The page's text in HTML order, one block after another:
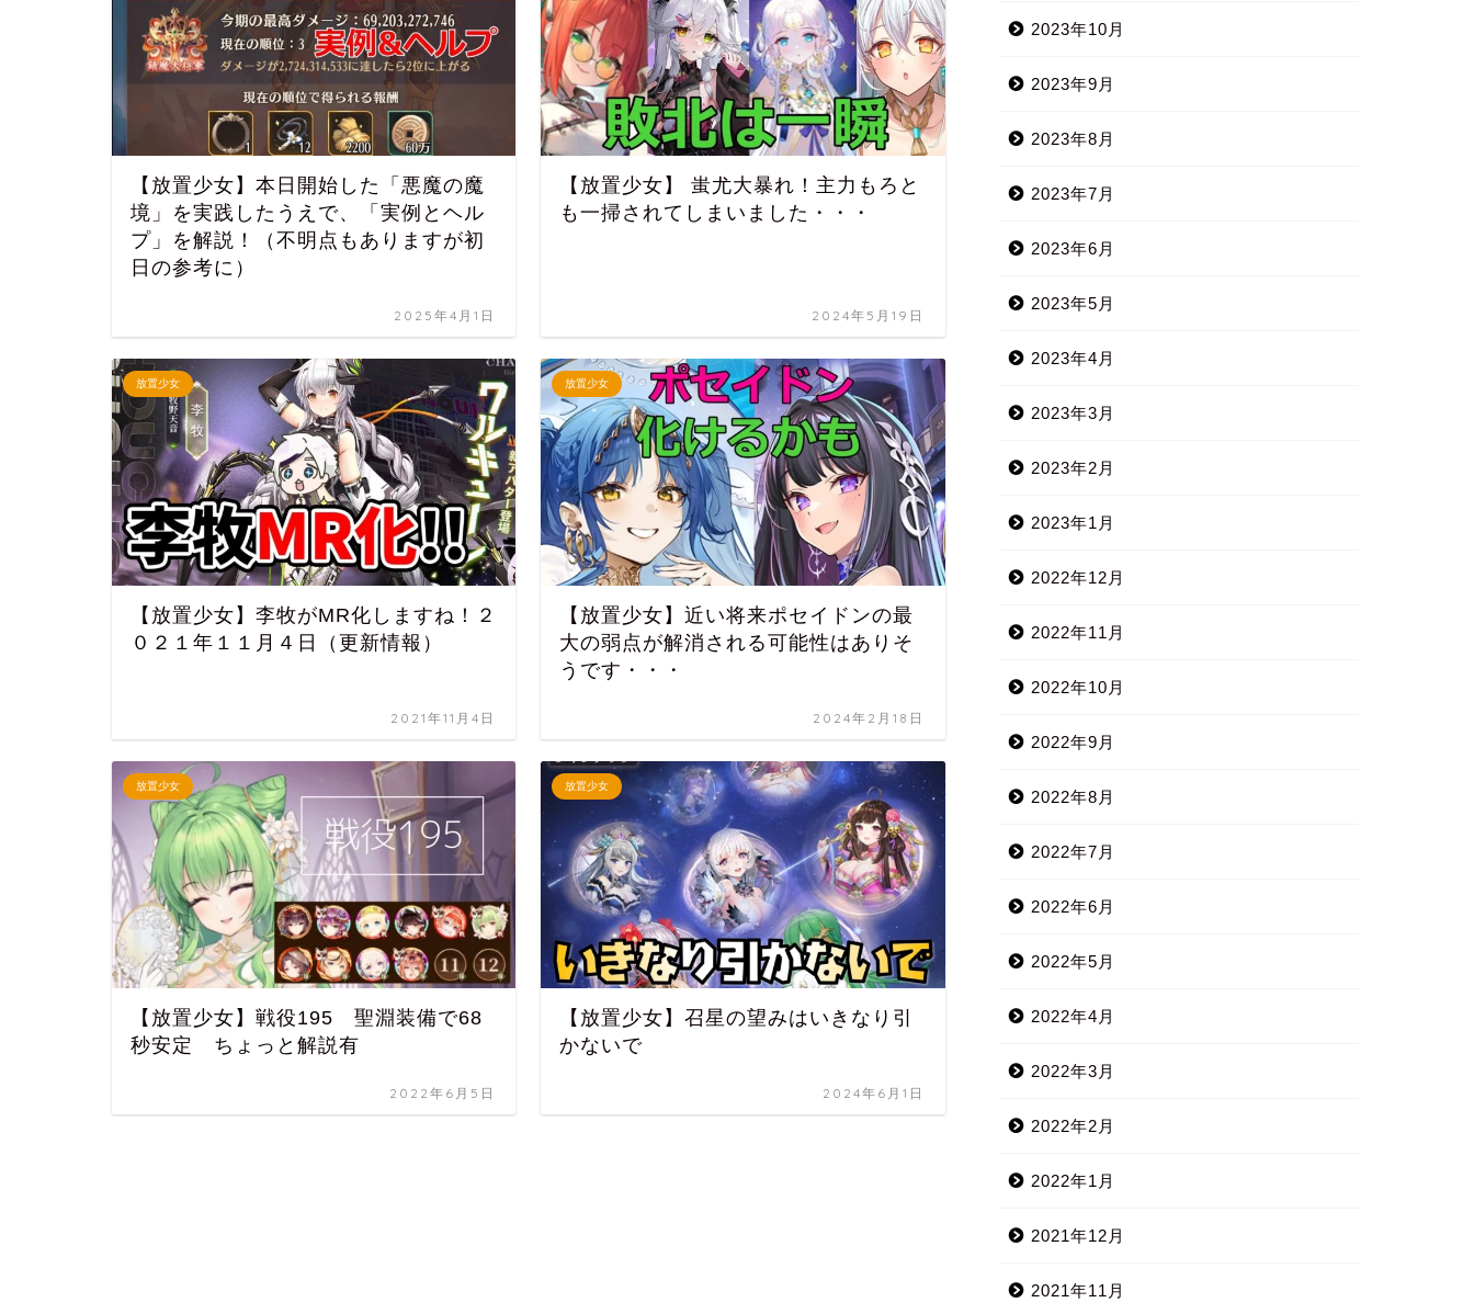
【放置少女】本日開始した「悪魔の魔
境」を実践したうえで、「実例とヘル
プ」を解説！（不明点もありますが初
日の参考に）
2025年4月1日
【放置少女】 蚩尤大暴れ！主力もろと
も一掃されてしまいました・・・
2024年5月19日
放置少女
【放置少女】李牧がMR化しますね！２
０２１年１１月４日（更新情報）
2021年11月4日
放置少女
【放置少女】近い将来ポセイドンの最
大の弱点が解消される可能性はありそ
うです・・・
2024年2月18日
放置少女
【放置少女】戦役195 聖淵装備で68
秒安定 ちょっと解説有
2022年6月5日
放置少女
【放置少女】召星の望みはいきなり引
かないで
2024年6月1日
2023年10月
2023年9月
2023年8月
2023年7月
2023年6月
2023年5月
2023年4月
2023年3月
2023年2月
2023年1月
2022年12月
2022年11月
2022年10月
2022年9月
2022年8月
2022年7月
2022年6月
2022年5月
2022年4月
2022年3月
2022年2月
2022年1月
2021年12月
2021年11月